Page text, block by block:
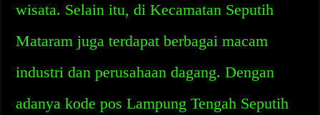
wisata. Selain itu, di Kecamatan Seputih
Mataram juga terdapat berbagai macam
industri dan perusahaan dagang. Dengan
adanya kode pos Lampung Tengah Seputih